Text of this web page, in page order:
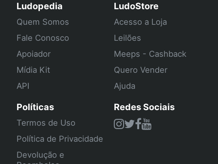
Ludopedia
Quem Somos
Fale Conosco
Apoiador
Mídia Kit
API
LudoStore
Acesso a Loja
Leilões
Meeps - Cashback
Quero Vender
Ajuda
Políticas
Termos de Uso
Política de Privacidade
Devolução e
Redes Sociais